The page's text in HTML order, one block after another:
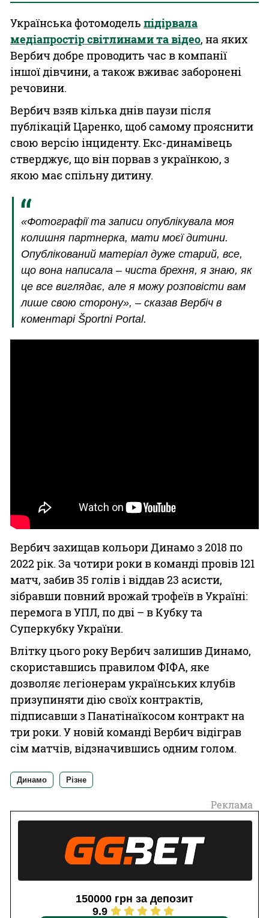
Українська фотомодель підірвала
медіапростір світлинами та відео, на яких
Вербич добре проводить час в компанії
іншої дівчини, а також вживає заборонені
речовини.
Вербич взяв кілька днів паузи після
публікацій Царенко, щоб самому прояснити
свою версію інциденту. Екс-динамівець
стверджує, що він порвав з українкою, з
якою має спільну дитину.
«Фотографії та записи опублікувала моя
колишня партнерка, мати моєї дитини.
Опублікований матеріал дуже старий, все,
що вона написала – чиста брехня, я знаю, як
це все виглядає, але я можу розповісти вам
лише свою сторону», – сказав Вербіч в
коментарі Športni Portal.
Вербич захищав кольори Динамо з 2018 по
2022 рік. За чотири роки в команді провів 121
матч, забив 35 голів і віддав 23 асисти,
зібравши повний врожай трофеїв в Україні:
перемога в УПЛ, по дві – в Кубку та
Суперкубку України.
Влітку цього року Вербич залишив Динамо,
скориставшись правилом ФІФА, яке
дозволяє легіонерам українських клубів
призупиняти дію своїх контрактів,
підписавши з Панатінаїкосом контракт на
три роки. У новій команді Вербич відіграв
сім матчів, відзначившись одним голом.
Динамо Різне
Реклама
150000 грн за депозит
9.9